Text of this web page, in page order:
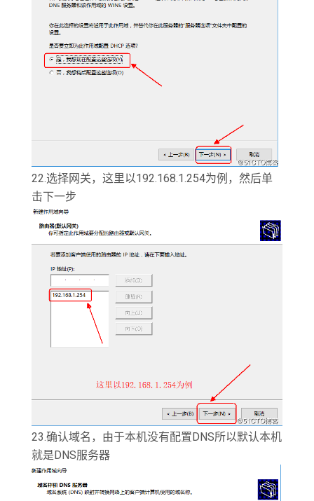
22.选择网关，这里以192.168.1.254为例，然后单
击下一步
23.确认域名，由于本机没有配置DNS所以默认本机
就是DNS服务器